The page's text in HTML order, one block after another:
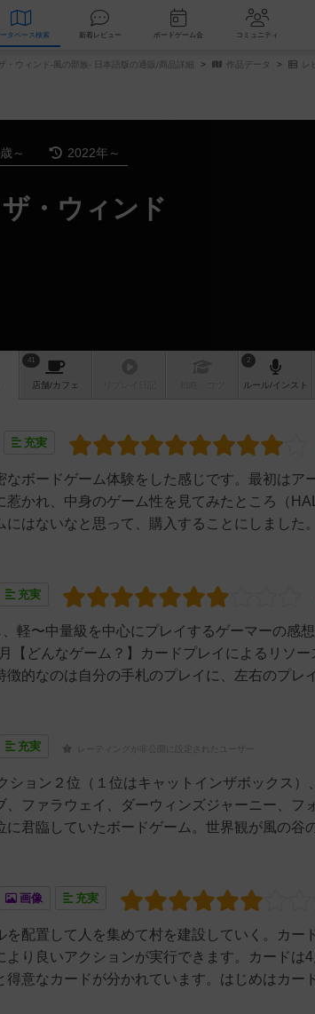
データベース 検索 新着レビュー ボードゲーム会 コ
・ウィンド-風の部族- 日本語版の通販/商品詳細 作品データ レ
～ 2022年～
・ウィンド
41
店舗/カフェ
2
ルール/インスト
充実
なボードゲーム体験をした感じです。最初はア
惹かれ、中身のゲーム性を見てみたところ（
にはないなと思って、購入することにしました
充実
軽〜中量級を中心にプレイするゲーマーの感
【どんなゲーム？】カードプレイによるリソ
徴的なのは自分の手札のプレイに、左右のプレ
充実 レーティングが非公開に設定されたユーザー
ション２位（１位はキャットインザボックス）
、ファラウェイ、ダーウィンズジャーニー、フ
に君臨していたボードゲーム。世界観が風の谷
画像 充実
を配置して人を集めて村を建設していく。カー
より良いアクションが実行できます。カードは
得意なカードが分かれています。はじめはカー